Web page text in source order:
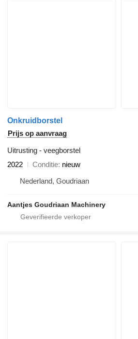
Onkruidborstel
Prijs op aanvraag
Uitrusting - veegborstel
2022
Conditie nieuw
Nederland, Goudriaan
Aantjes Goudriaan Machinery